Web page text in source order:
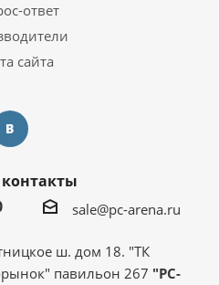
ответ
сайта
sale@pc-arena.ru
ш. дом 18. "ТК
павильон 267 "PC-